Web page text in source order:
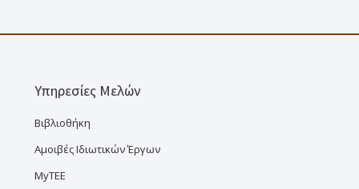
Υπηρεσίες Μελών
Βιβλιοθήκη
Αμοιβές Ιδιωτικών Έργων
MyTEE